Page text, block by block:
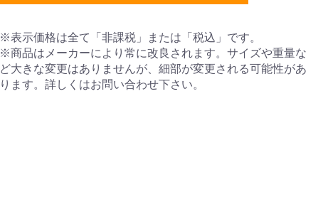
※表示価格は全て「非課税」または「税込」です。
※商品はメーカーにより常に改良されます。サイズや重量な
ど大きな変更はありませんが、細部が変更される可能性があ
ります。詳しくはお問い合わせ下さい。